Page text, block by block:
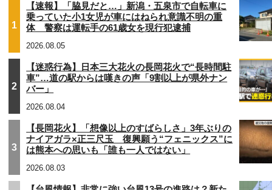
1
【速報】「脇見だと…」新潟・五泉市で自転車に
乗っていた小1女児が車にはねられ意識不明の重
体 警察は運転手の61歳女を現行犯逮捕
2026.08.05
2
【迷惑行為】日本三大花火の長岡花火で“長時間駐
車”…道の駅からは嘆きの声「9割以上が県外ナン
バー」
2026.08.04
3
【長岡花火】「想像以上のすばらしさ」3年ぶりの
ナイアガラ×正三尺玉 復興願う“フェニックス”に
は熊本への思いも「誰も一人ではない」
2026.08.03